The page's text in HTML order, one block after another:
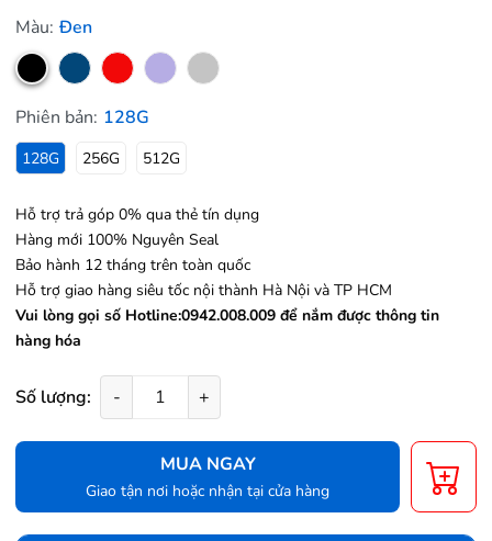
Màu: Đen
Phiên bản: 128G
128G 256G 512G
Hỗ trợ trả góp 0% qua thẻ tín dụng
Hàng mới 100% Nguyên Seal
Bảo hành 12 tháng trên toàn quốc
Hỗ trợ giao hàng siêu tốc nội thành Hà Nội và TP HCM
Vui lòng gọi số Hotline:0942.008.009 để nắm được thông tin
hàng hóa
Số lượng: - +
MUA NGAY
Giao tận nơi hoặc nhận tại cửa hàng